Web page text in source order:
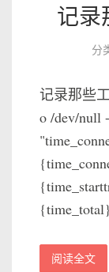
记录
分
记录那些
o /dev/null
阅读全文